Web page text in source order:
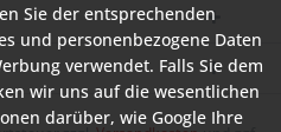
Sie der entsprechenden
und personenbezogene Daten
verwendet. Falls Sie dem
wir uns auf die wesentlichen
darüber, wie Google Ihre